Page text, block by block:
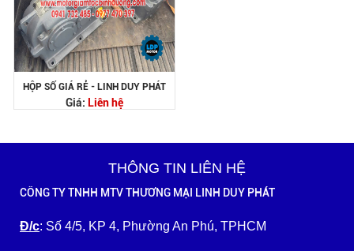
HỘP SỐ GIÁ RẺ - LINH DUY PHÁT
Giá: Liên hệ
THÔNG TIN LIÊN HỆ
CÔNG TY TNHH MTV THƯƠNG MẠI LINH DUY PHÁT
Đ/c: Số 4/5, KP 4, Phường An Phú, TPHCM